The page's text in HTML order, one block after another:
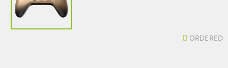
ORDERED